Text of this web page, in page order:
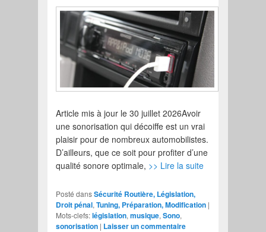
Article mis à jour le 30 juillet 2026Avoir
une sonorisation qui décoiffe est un vrai
plaisir pour de nombreux automobilistes.
D’ailleurs, que ce soit pour profiter d’une
qualité sonore optimale, >> Lire la suite
Posté dansSécurité Routière, Législation,
Droit pénal,Tuning, Préparation, Modification |
Mots-clefs:législation,musique,Sono,
sonorisation | Laisser un commentaire